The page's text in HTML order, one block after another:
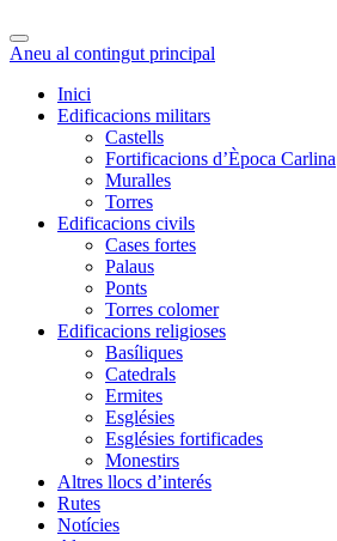
Aneu al contingut principal
Inici
Edificacions militars
Castells
Fortificacions d’Època Carlina
Muralles
Torres
Edificacions civils
Cases fortes
Palaus
Ponts
Torres colomer
Edificacions religioses
Basíliques
Catedrals
Ermites
Esglésies
Esglésies fortificades
Monestirs
Altres llocs d’interés
Rutes
Notícies